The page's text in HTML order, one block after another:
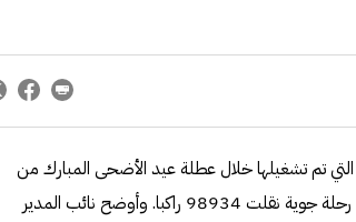
التي تم تشغيلها خلال عطلة عيد الأضحى المبارك من
15 إلى 24 الجاري في مطار الكويت الدولي، بلغ 979 رحلة جوية نقلت 98934 راكبا. وأوضح نائب المدير